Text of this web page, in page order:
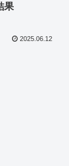
果
2025.06.12